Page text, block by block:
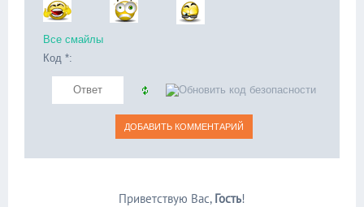
Все смайлы
Код *:
Приветствую Вас, Гость!